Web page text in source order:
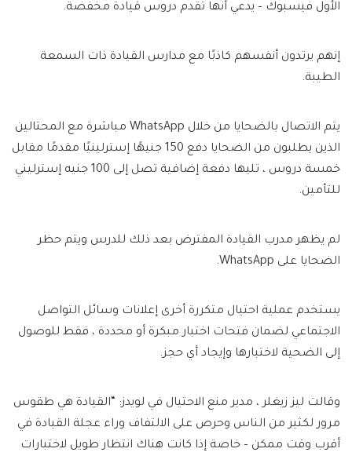
الأول فيسبوك – يدعي أنها تقدم دروس قيادة مخفضة.
إنهم يرتدون أنفسهم كاذبًا مع مدارس القيادة ذات السمعة
الطيبة.
يتم الاتصال بالضحايا من خلال WhatsApp مباشرة مع المحتالين
الذين يطلبون من الضحايا دفع 150 جنيهًا إسترلينيًا مقدمًا مقابل
خمسة دروس ، تليها دفعة إضافية تصل إلى 100 جنيه إسترليني
للتأمين.
لم يظهر مدرب القيادة المفترض بعد ذلك للدرس ويتم حظر
الضحايا على WhatsApp.
يستخدم عملية احتيال متكررة أخرى إعلانات وسائل التواصل
الاجتماعي لضمان فتحات اختبار مبكرة أو محددة ، فقط للوصول
إلى الضحية لاختبارها وإيجاد أي حجز.
وقالت ليز زيغلر ، مدير منع الاحتيال في لويدز: “القيادة هي طقوس
مرور لكثير من الناس وحرص على الالتفاف وراء عجلة القيادة في
أقرب وقت ممكن – خاصة إذا كانت هناك انتظار طويل لاختبارات